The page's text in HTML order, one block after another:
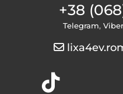
+38
Telegram, Viber
